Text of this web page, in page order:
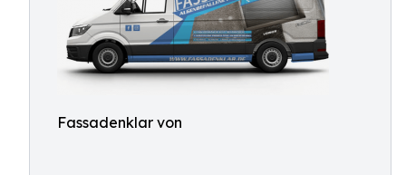
Fassadenklar von